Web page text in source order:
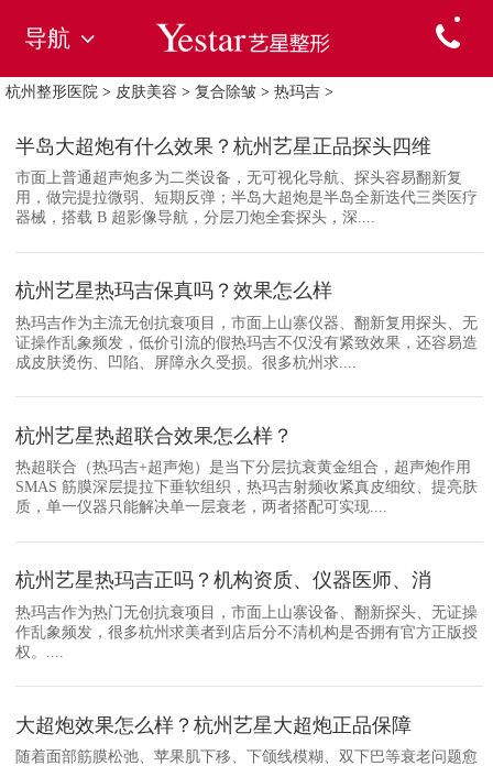
导航
杭州整形医院 > 皮肤美容 > 复合除皱 > 热玛吉 >
半岛大超炮有什么效果？杭州艺星正品探头四维
市面上普通超声炮多为二类设备，无可视化导航、探头容易翻新复
用，做完提拉微弱、短期反弹；半岛大超炮是半岛全新迭代三类医疗
器械，搭载 B 超影像导航，分层刀炮全套探头，深....
杭州艺星热玛吉保真吗？效果怎么样
热玛吉作为主流无创抗衰项目，市面上山寨仪器、翻新复用探头、无
证操作乱象频发，低价引流的假热玛吉不仅没有紧致效果，还容易造
成皮肤烫伤、凹陷、屏障永久受损。很多杭州求....
杭州艺星热超联合效果怎么样？
热超联合（热玛吉+超声炮）是当下分层抗衰黄金组合，超声炮作用
SMAS 筋膜深层提拉下垂软组织，热玛吉射频收紧真皮细纹、提亮肤
质，单一仪器只能解决单一层衰老，两者搭配可实现....
杭州艺星热玛吉正吗？机构资质、仪器医师、消
热玛吉作为热门无创抗衰项目，市面上山寨设备、翻新探头、无证操
作乱象频发，很多杭州求美者到店后分不清机构是否拥有官方正版授
权。....
大超炮效果怎么样？杭州艺星大超炮正品保障
随着面部筋膜松弛、苹果肌下移、下颌线模糊、双下巴等衰老问题愈